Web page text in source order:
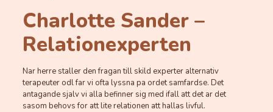
Charlotte Sander –
Relationexperten
Nar herre staller den fragan till skild experter alternativ
terapeuter odl far vi ofta lyssna pa ordet samfardse. Det
antagande sjalv vi alla befinner sig med ifall att det ar det
sasom behovs for att lite relationen att hallas livful.